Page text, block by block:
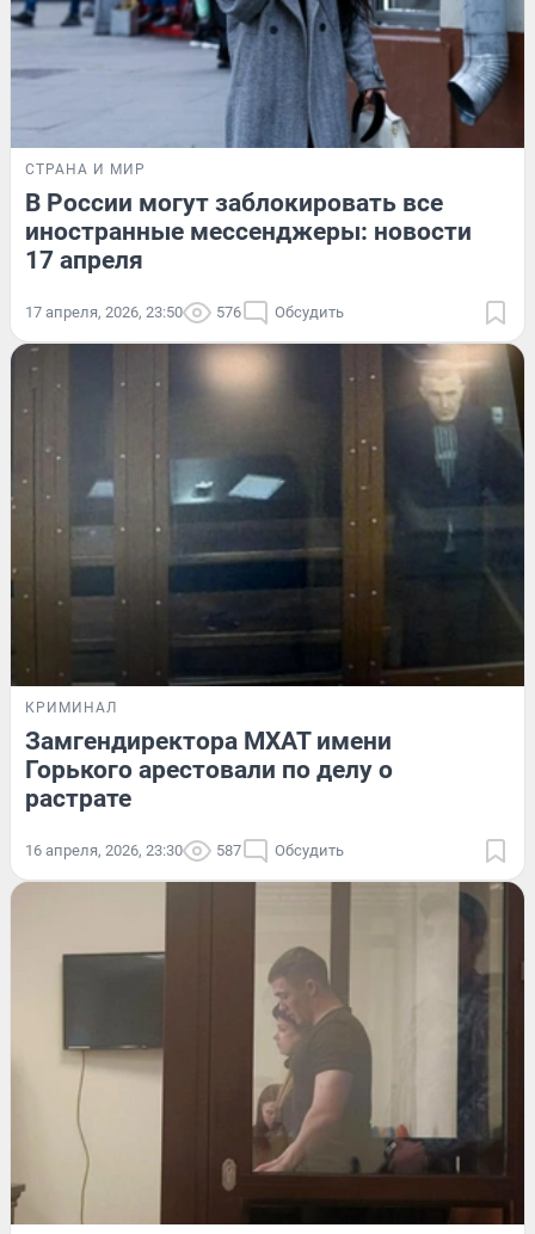
СТРАНА И МИР
В России могут заблокировать все
иностранные мессенджеры: новости
17 апреля
17 апреля, 2026, 23:50 576 Обсудить
КРИМИНАЛ
Замгендиректора МХАТ имени
Горького арестовали по делу о
растрате
16 апреля, 2026, 23:30 587 Обсудить